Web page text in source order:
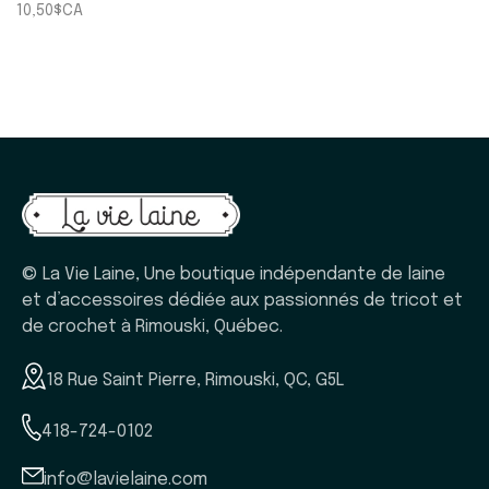
10,50$CA
© La Vie Laine, Une boutique indépendante de laine
et d’accessoires dédiée aux passionnés de tricot et
de crochet à Rimouski, Québec.
18 Rue Saint Pierre, Rimouski, QC, G5L
418-724-0102
info@lavielaine.com